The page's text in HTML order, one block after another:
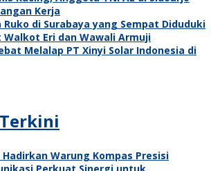
Kerja
Ruko di Surabaya yang Sempat Diduduki
Walkot Eri dan Wawali Armuji
Melalap PT Xinyi Solar Indonesia di
Warung Kompas Presisi